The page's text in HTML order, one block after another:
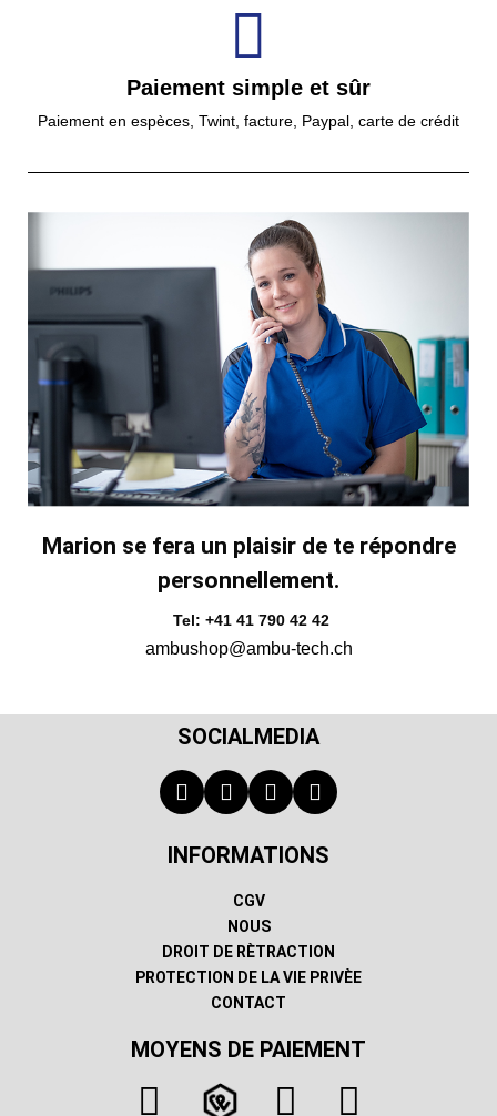
Paiement simple et sûr
Paiement en espèces, Twint, facture, Paypal, carte de crédit
Marion se fera un plaisir de te répondre
personnellement.
Tel: +41 41 790 42 42
ambushop@ambu-tech.ch
SOCIALMEDIA
INFORMATIONS
CGV
NOUS
DROIT DE RÈTRACTION
PROTECTION DE LA VIE PRIVÈE
CONTACT
MOYENS DE PAIEMENT